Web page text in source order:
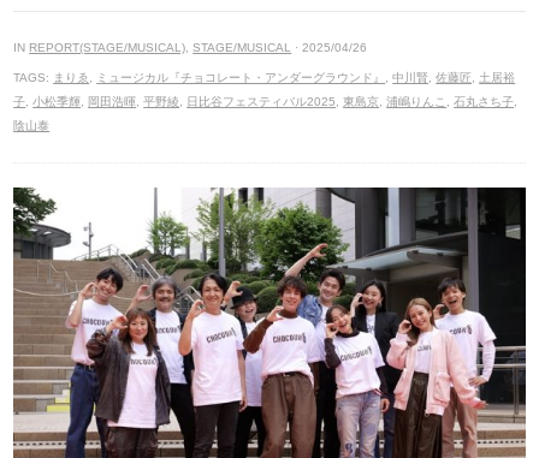
IN REPORT(STAGE/MUSICAL) ,STAGE/MUSICAL · 2025/04/26
TAGS: まりゑ ミュージカル『チョコレート・アンダーグラウンド』 ,中川賢 ,佐藤匠
土居裕
子 ,小松季輝 岡田浩暉 ,平野綾 日比谷フェスティバル2025 ,東島京 ,浦嶋りんこ ,石丸さち子
陰山泰